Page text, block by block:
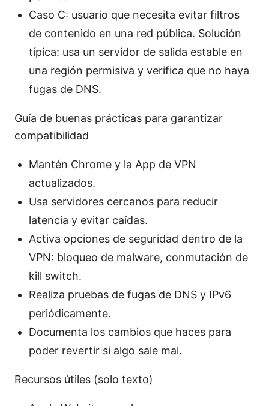
Caso C: usuario que necesita evitar filtros
de contenido en una red pública. Solución
típica: usa un servidor de salida estable en
una región permisiva y verifica que no haya
fugas de DNS.
Guía de buenas prácticas para garantizar
compatibilidad
Mantén Chrome y la App de VPN
actualizados.
Usa servidores cercanos para reducir
latencia y evitar caídas.
Activa opciones de seguridad dentro de la
VPN: bloqueo de malware, conmutación de
kill switch.
Realiza pruebas de fugas de DNS y IPv6
periódicamente.
Documenta los cambios que haces para
poder revertir si algo sale mal.
Recursos útiles (solo texto)